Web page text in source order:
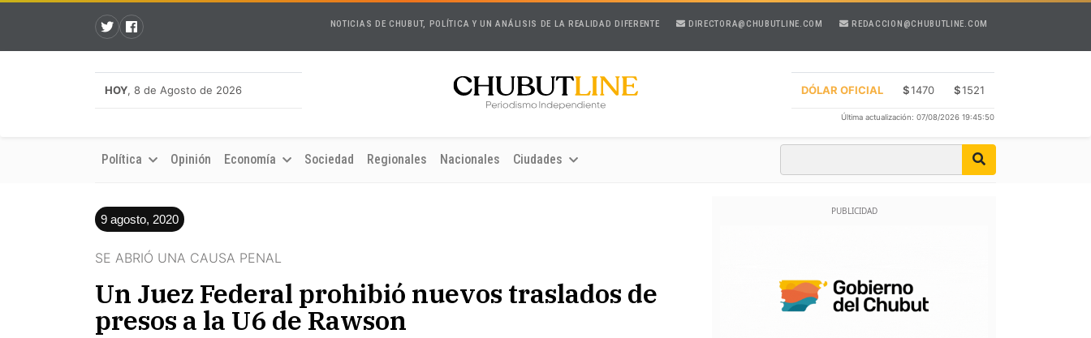
NOTICIAS DE CHUBUT, POLÍTICA Y UN ANÁLISIS DE LA REALIDAD DIFERENTE DIRECTORA@CHUBUTLINE.COM REDACCION@CHUBUTLINE.COM
HOY, 8 de Agosto de 2026 DÓLAR OFICIAL $1470 $1521
Última actualización: 07/08/2026 19:45:50
Política Opinión Economía Sociedad Regionales Nacionales Ciudades
9 agosto, 2020
SE ABRIÓ UNA CAUSA PENAL
Un Juez Federal prohibió nuevos traslados de
presos a la U6 de Rawson